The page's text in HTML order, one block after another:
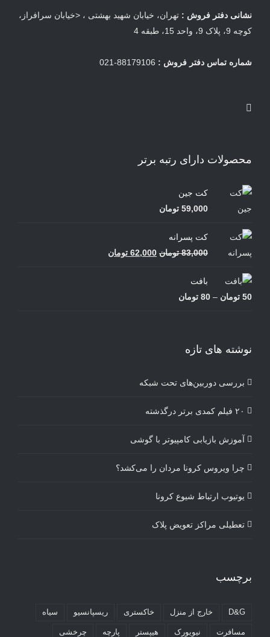
نشانی دفتر فروش : تهران، خیابان شهید بهشتی ، <خیابان سرافراز،
کوچه 9، پلاک 9، واحد 15، طبقه 4
شماره تماس دفتر فروش :
محصولات دارای رتبه برتر
کت جین
59,000 تومان
کت پسرانه
83,000 تومان قیمت
62,000 تومان
بافت
50 تومان –
80 تومان
نوشته های تازه
بررسی دوربین‌های تحت شبکه
۲۰ فیلم کمدی برتر درگذشته
آموزش بازیابی کامپیوتر با گوشی
چرا ویروس کرونا مردان را می‌کشد؟
یوتیوب ارتباط شیوع کرونا
تعطیلی مراکز تعویض پلاک
برچسب
D&G خارج از منزل خاکستری ریسپانسیو سیاه
مسافرت نیویورک هیپستر پارچه چرخشی